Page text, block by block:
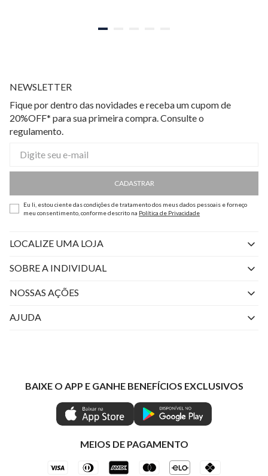
NEWSLETTER
Fique por dentro das novidades e receba um cupom de
20%OFF* para sua primeira compra. Consulte o
regulamento.
CADASTRAR
Eu li, estou ciente das condições de tratamento dos meus dados pessoais e forneço
meu consentimento, conforme descrito na Política de Privacidade
LOCALIZE UMA LOJA
SOBRE A INDIVIDUAL
Quem Somos
Painel de Privacidade
Gestão de Preferências
NOSSAS AÇÕES
Livelo
IND CASHBACK
AJUDA
Trocas e Devoluções
Regulamentos
Seja Um Revendedor
Shop by WhatsApp Individual
BAIXE O APP E GANHE BENEFÍCIOS EXCLUSIVOS
MEIOS DE PAGAMENTO